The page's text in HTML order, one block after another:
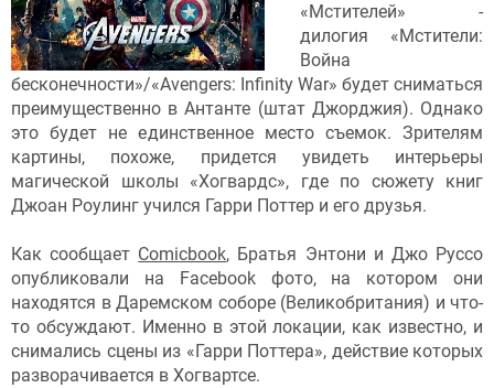
«Мстителей» -
дилогия «Мстители:
Война
бесконечности»/«Avengers: Infinity War» будет сниматься
преимущественно в Антанте (штат Джорджия). Однако
это будет не единственное место съемок. Зрителям
картины, похоже, придется увидеть интерьеры
магической школы «Хогвардс», где по сюжету книг
Джоан Роулинг учился Гарри Поттер и его друзья.
Как сообщает Comicbook, Братья Энтони и Джо Руссо
опубликовали на Facebook фото, на котором они
находятся в Даремском соборе (Великобритания) и что-
то обсуждают. Именно в этой локации, как известно, и
снимались сцены из «Гарри Поттера», действие которых
разворачивается в Хогвартсе.